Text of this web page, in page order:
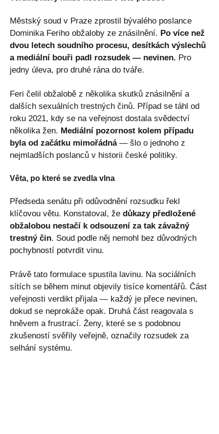
Městský soud v Praze zprostil bývalého poslance
Dominika Feriho obžaloby ze znásilnění. Po více než
dvou letech soudního procesu, desítkách výslechů
a mediální bouři padl rozsudek — nevinen. Pro
jedny úleva, pro druhé rána do tváře.
Feri čelil obžalobě z několika skutků znásilnění a
dalších sexuálních trestných činů. Případ se táhl od
roku 2021, kdy se na veřejnost dostala svědectví
několika žen. Mediální pozornost kolem případu
byla od začátku mimořádná— šlo o jednoho z
nejmladších poslanců v historii české politiky.
Věta, po které se zvedla vlna
Předseda senátu při odůvodnění rozsudku řekl
klíčovou větu. Konstatoval, že důkazy předložené
obžalobou nestačí k odsouzení za tak závažný
trestný čin. Soud podle něj nemohl bez důvodných
pochybností potvrdit vinu.
Právě tato formulace spustila lavinu. Na sociálních
sítích se během minut objevily tisíce komentářů. Část
veřejnosti verdikt přijala — každý je přece nevinen,
dokud se neprokáže opak. Druhá část reagovala s
hněvem a frustrací. Ženy, které se s podobnou
zkušeností svěřily veřejně, označily rozsudek za
selhání systému.